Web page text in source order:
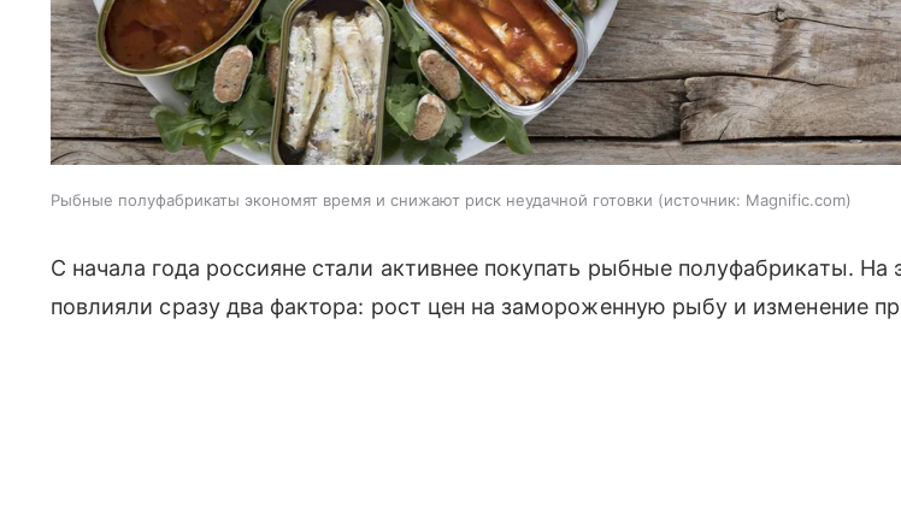
Рыбные полуфабрикаты экономят время и снижают риск неудачной готовки источник: Magnific.com
С начала года россияне стали активнее покупать рыбные полуфабрикаты. На
повлияли сразу два фактора: рост цен на замороженную рыбу и изменение